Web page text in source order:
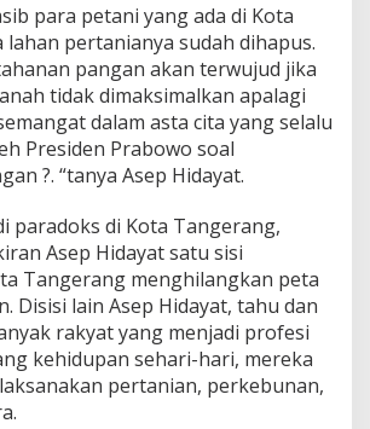
para petani yang ada di Kota
pertanianya sudah dihapus.
pangan akan terwujud jika
tidak dimaksimalkan apalagi
dalam asta cita yang selalu
Presiden Prabowo soal
?. “tanya Asep Hidayat.
paradoks di Kota Tangerang,
Asep Hidayat satu sisi
Tangerang menghilangkan peta
Disisi lain Asep Hidayat, tahu dan
rakyat yang menjadi profesi
kehidupan sehari-hari, mereka
pertanian, perkebunan,